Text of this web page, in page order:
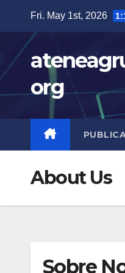
content
Fri. May 1st, 2026
org
About Us
Sobre